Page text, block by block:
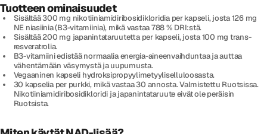
Tuotteen ominaisuudet
Sisältää 300 mg nikotiiniamidiribosidikloridia per kapseli, josta 126 mg
NE niasiinia (B3-vitamiinia), mikä vastaa 788 % DRI:stä.
Sisältää 200 mg japanintataruutetta per kapseli, josta 100 mg trans-
resveratrolia.
B3-vitamiini edistää normaalia energia-aineenvaihduntaa ja auttaa
vähentämään väsymystä ja uupumusta.
Vegaaninen kapseli hydroksipropyylimetyyliselluloosasta.
30 kapselia per purkki, mikä vastaa 30 annosta. Valmistettu Ruotsissa.
Nikotiiniamidiribosidikloridi ja japanintataruute eivät ole peräisin
Ruotsista.